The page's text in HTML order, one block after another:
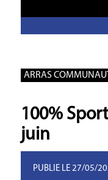
ARRAS
100%
juin
PUBLIE LE 27/05/